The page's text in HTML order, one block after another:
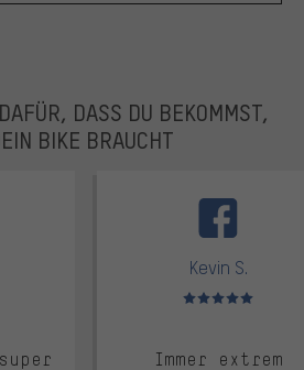
DASS DU BEKOMMST,
BIKE BRAUCHT
von 5
Kevin S.
Bewertungen: 5 von 5
Immer extrem